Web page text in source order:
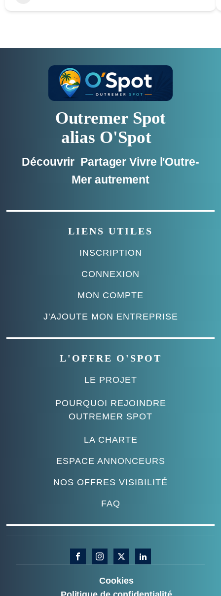
Outremer Spot
alias O'Spot
Découvrir Partager Vivre l'Outre-
Mer autrement
LIENS UTILES
INSCRIPTION
CONNEXION
MON COMPTE
J'AJOUTE MON ENTREPRISE
L'OFFRE O'SPOT
LE PROJET
POURQUOI REJOINDRE
OUTREMER SPOT
LA CHARTE
ESPACE ANNONCEURS
NOS OFFRES VISIBILITÉ
FAQ
Cookies